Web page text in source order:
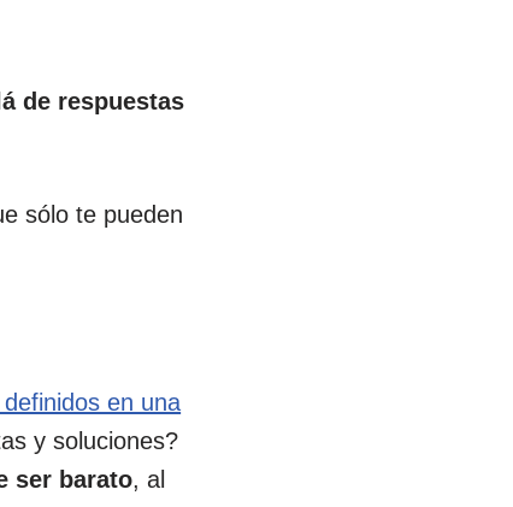
de respuestas
sólo te pueden
en una
y soluciones?
ser barato, al